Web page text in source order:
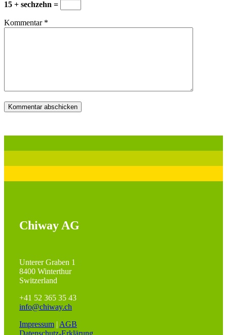
15 + sechzehn =
Kommentar *
Chiway AG
Unterer Graben 1
8400 Winterthur
Switzerland
+41 52 365 35 43
info@chiway.ch
Impressum AGB